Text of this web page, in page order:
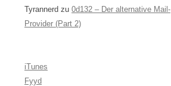
Tyrannerd zu 0d132 – Der alternative Mail-
Provider (Part 2)
iTunes
Fyyd